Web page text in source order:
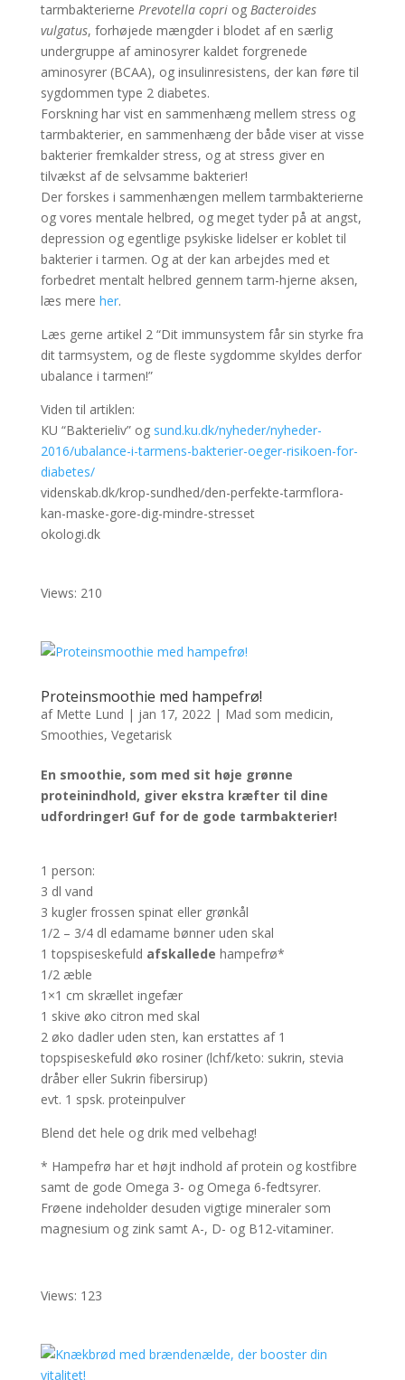
tarmbakterierne Prevotella copriog Bacteroides
vulgatus, forhøjede mængder i blodet af en særlig
undergruppe af aminosyrer kaldet forgrenede
aminosyrer (BCAA), og insulinresistens, der kan føre til
sygdommen type 2 diabetes.
Forskning har vist en sammenhæng mellem stress og
tarmbakterier, en sammenhæng der både viser at visse
bakterier fremkalder stress, og at stress giver en
tilvækst af de selvsamme bakterier!
Der forskes i sammenhængen mellem tarmbakterierne
og vores mentale helbred, og meget tyder på at angst,
depression og egentlige psykiske lidelser er koblet til
bakterier i tarmen. Og at der kan arbejdes med et
forbedret mentalt helbred gennem tarm-hjerne aksen,
læs mere her.
Læs gerne artikel 2 “Dit immunsystem får sin styrke fra
dit tarmsystem, og de fleste sygdomme skyldes derfor
ubalance i tarmen!”
Viden til artiklen:
KU “Bakterieliv” og sund.ku.dk/nyheder/nyheder-
2016/ubalance-i-tarmens-bakterier-oeger-risikoen-for-
diabetes/
videnskab.dk/krop-sundhed/den-perfekte-tarmflora-
kan-maske-gore-dig-mindre-stresset
okologi.dk
Views: 210
Proteinsmoothie med hampefrø!
af Mette Lund | jan 17, 2022| Mad som medicin,
Smoothies, Vegetarisk
En smoothie, som med sit høje grønne
proteinindhold, giver ekstra kræfter til dine
udfordringer! Guf for de gode tarmbakterier!
1 person:
3 dl vand
3 kugler frossen spinat eller grønkål
1/2 – 3/4 dl edamame bønner uden skal
1 topspiseskefuld afskallede hampefrø*
1/2 æble
1×1 cm skrællet ingefær
1 skive øko citron med skal
2 øko dadler uden sten, kan erstattes af 1
topspiseskefuld øko rosiner (lchf/keto: sukrin, stevia
dråber eller Sukrin fibersirup)
evt. 1 spsk. proteinpulver
Blend det hele og drik med velbehag!
* Hampefrø har et højt indhold af protein og kostfibre
samt de gode Omega 3- og Omega 6-fedtsyrer.
Frøene indeholder desuden vigtige mineraler som
magnesium og zink samt A-, D- og B12-vitaminer.
Views: 123